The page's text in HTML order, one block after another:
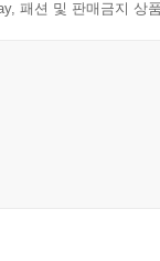
패션 및 판매금지 상